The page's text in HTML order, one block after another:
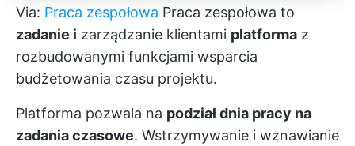
Via: Praca zespołowa Praca zespołowa to
zadanie i zarządzanie klientami platforma z
rozbudowanymi funkcjami wsparcia
budżetowania czasu projektu.
Platforma pozwala na podział dnia pracy na
zadania czasowe. Wstrzymywanie i wznawianie